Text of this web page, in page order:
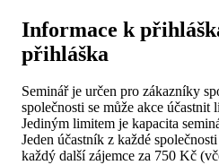
Informace k
přihláška
Seminář je určen pro zákazníky
společnosti se může akce
Jediným limitem je kapacita
Jeden účastník z každé
každý další zájemce za 750 Kč